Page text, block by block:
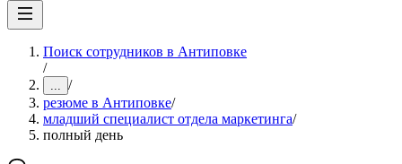
Поиск сотрудников в Антиповке
/
... /
резюме в Антиповке/
младший специалист отдела маркетинга/
полный день